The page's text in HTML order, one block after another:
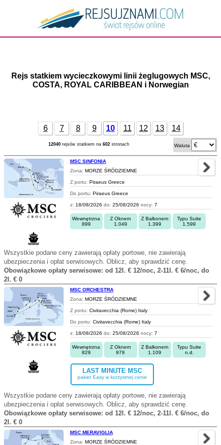
Rejs statkiem wycieczkowymi linii żeglugowych MSC,
COSTA, ROYAL CARIBBEAN i Norwegian
6 7 8 9 10 11 12 13 14
12040rejsów statkiem na 602stronach Waluta
MSC SINFONIA
Zona: MORZE ŚRÓDZIEMNE
Z portu: Piraeus Greece
Do portu: Piraeus Greece
z: 18/08/2026 do: 25/08/2026 nocy: 7
Wewnętrzna
899
Z Oknem
1.049
Z Balkonem
1.399
Typu Suite
1.599
Wszystkie podane ceny zawierają opłaty portowe, nie zawierają
ubezpieczenia i opłat serwisowych. Oblicz, aby sprawdzić cenę.
Obowiązkowe opłaty serwisowe: od 12l. € 12/noc, 2-11l. € 6/noc, do
2l. € 0
MSC ORCHESTRA
Zona: MORZE ŚRÓDZIEMNE
Z portu: Civitavecchia (Rome) Italy
Do portu: Civitavecchia (Rome) Italy
z: 18/08/2026 do: 25/08/2026 nocy: 7
Wewnętrzna
829
Z Oknem
979
Z Balkonem
1.109
Typu Suite
n.d.
LAST MINUTE MSC
pakiet Easy w korzystnej cenie
Wszystkie podane ceny zawierają opłaty portowe, nie zawierają
ubezpieczenia i opłat serwisowych. Oblicz, aby sprawdzić cenę.
Obowiązkowe opłaty serwisowe: od 12l. € 12/noc, 2-11l. € 6/noc, do
2l. € 0
MSC MERAVIGLIA
Zona: MORZE ŚRÓDZIEMNE